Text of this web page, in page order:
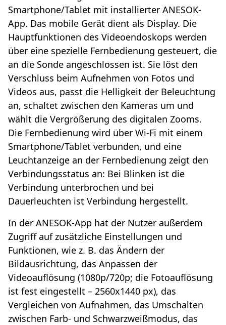
Smartphone/Tablet mit installierter ANESOK-
App. Das mobile Gerät dient als Display. Die
Hauptfunktionen des Videoendoskops werden
über eine spezielle Fernbedienung gesteuert, die
an die Sonde angeschlossen ist. Sie löst den
Verschluss beim Aufnehmen von Fotos und
Videos aus, passt die Helligkeit der Beleuchtung
an, schaltet zwischen den Kameras um und
wählt die Vergrößerung des digitalen Zooms.
Die Fernbedienung wird über Wi-Fi mit einem
Smartphone/Tablet verbunden, und eine
Leuchtanzeige an der Fernbedienung zeigt den
Verbindungsstatus an: Bei Blinken ist die
Verbindung unterbrochen und bei
Dauerleuchten ist Verbindung hergestellt.
In der ANESOK-App hat der Nutzer außerdem
Zugriff auf zusätzliche Einstellungen und
Funktionen, wie z. B. das Ändern der
Bildausrichtung, das Anpassen der
Videoauflösung (1080p/720p; die Fotoauflösung
ist fest eingestellt – 2560x1440 px), das
Vergleichen von Aufnahmen, das Umschalten
zwischen Farb- und Schwarzweißmodus, das